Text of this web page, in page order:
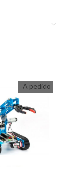
A pedido